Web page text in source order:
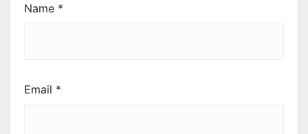
Name *
Email *